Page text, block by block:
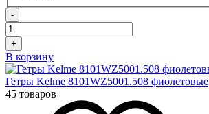
-
+
В корзину
Гетры Kelme 8101WZ5001.508 фиолетовые
45 товаров